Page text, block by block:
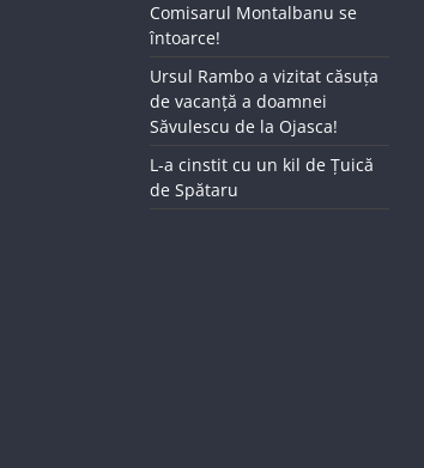
Comisarul Montalbanu se
întoarce!
Ursul Rambo a vizitat căsuța
de vacanță a doamnei
Săvulescu de la Ojasca!
L-a cinstit cu un kil de Țuică
de Spătaru